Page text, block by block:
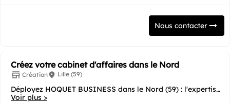
Nous contacter
Créez votre cabinet d'affaires dans le Nord
Création Lille (59)
Déployez HOQUET BUSINESS dans le Nord (59) : l'expertise
immobilière au cœur du carrefour de...
Voir plus >